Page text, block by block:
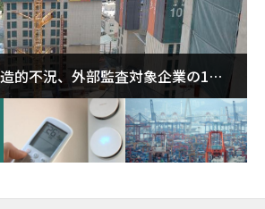
的不況、外部監査対象企業の1割
」に…5年で2.8倍増